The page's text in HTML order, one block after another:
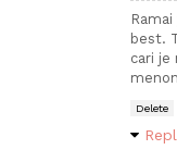
best.
cari je
Delete